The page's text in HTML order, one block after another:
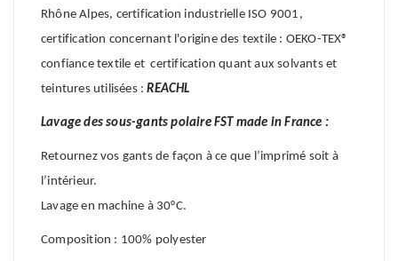
Rhône Alpes, certification industrielle ISO 9001,
certification concernant l'origine des textile : OEKO-TEX®
confiance textile et certification quant aux solvants et
teintures utilisées :REACHL
Lavage des sous-gants polaire FST made in France :
Retournez vos gants de façon à ce que l’imprimé soit à
l’intérieur.
Lavage en machine à 30°C.
Composition : 100% polyester